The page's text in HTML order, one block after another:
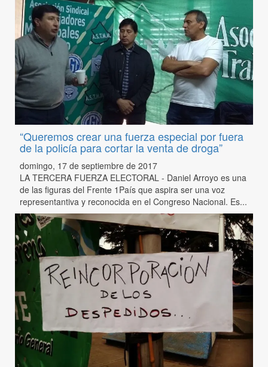
“Queremos crear una fuerza especial por fuera
de la policía para cortar la venta de droga”
domingo, 17 de septiembre de 2017
LA TERCERA FUERZA ELECTORAL - Daniel Arroyo es una
de las figuras del Frente 1País que aspira ser una voz
representantiva y reconocida en el Congreso Nacional. Es...